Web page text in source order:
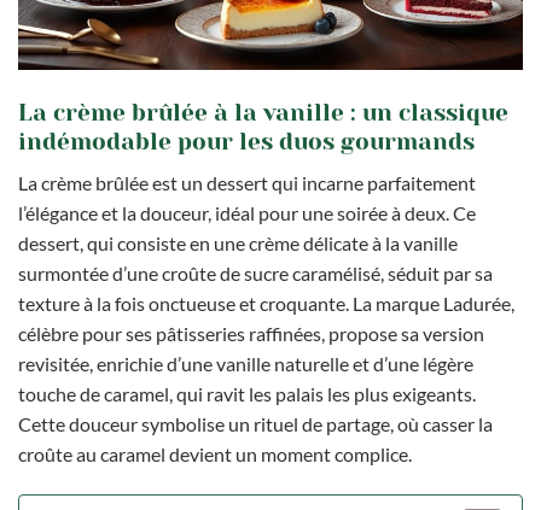
La crème brûlée à la vanille : un classique
indémodable pour les duos gourmands
La crème brûlée est un dessert qui incarne parfaitement
l’élégance et la douceur, idéal pour une soirée à deux. Ce
dessert, qui consiste en une crème délicate à la vanille
surmontée d’une croûte de sucre caramélisé, séduit par sa
texture à la fois onctueuse et croquante. La marque Ladurée,
célèbre pour ses pâtisseries raffinées, propose sa version
revisitée, enrichie d’une vanille naturelle et d’une légère
touche de caramel, qui ravit les palais les plus exigeants.
Cette douceur symbolise un rituel de partage, où casser la
croûte au caramel devient un moment complice.